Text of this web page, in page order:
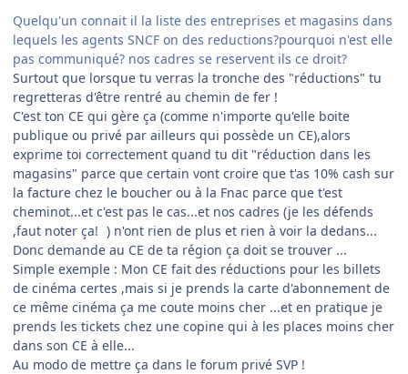
Quelqu'un connait il la liste des entreprises et magasins dans
lequels les agents SNCF on des reductions?pourquoi n'est elle
pas communiqué? nos cadres se reservent ils ce droit?
Surtout que lorsque tu verras la tronche des "réductions" tu
regretteras d'être rentré au chemin de fer !
C'est ton CE qui gère ça (comme n'importe qu'elle boite
publique ou privé par ailleurs qui possède un CE),alors
exprime toi correctement quand tu dit "réduction dans les
magasins" parce que certain vont croire que t'as 10% cash sur
la facture chez le boucher ou à la Fnac parce que t'est
cheminot...et c'est pas le cas...et nos cadres (je les défends
,faut noter ça! ) n'ont rien de plus et rien à voir la dedans...
Donc demande au CE de ta région ça doit se trouver ...
Simple exemple : Mon CE fait des réductions pour les billets
de cinéma certes ,mais si je prends la carte d'abonnement de
ce même cinéma ça me coute moins cher ...et en pratique je
prends les tickets chez une copine qui à les places moins cher
dans son CE à elle...
Au modo de mettre ça dans le forum privé SVP !